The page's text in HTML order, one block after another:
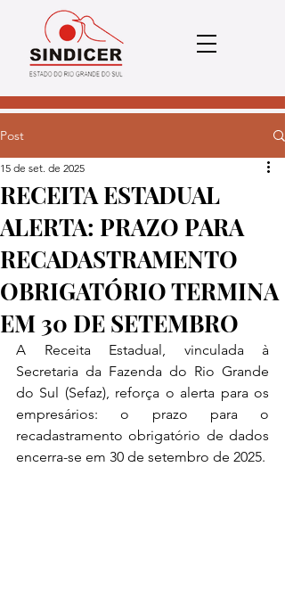
Post
RECEITA ESTADUAL
ALERTA: PRAZO PARA
RECADASTRAMENTO
OBRIGATÓRIO TERMINA
EM 30 DE SETEMBRO
15 de set. de 2025
A Receita Estadual, vinculada à
Secretaria da Fazenda do Rio Grande
do Sul (Sefaz), reforça o alerta para os
empresários: o prazo para o
recadastramento obrigatório de dados
encerra-se em 30 de setembro de 2025.